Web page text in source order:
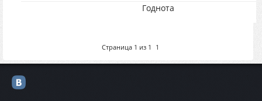
Годнота
Страница 1 из 1 1